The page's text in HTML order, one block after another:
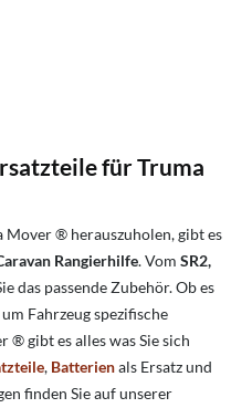
für Truma
Mover ® herauszuholen, gibt es
Rangierhilfe. Vom SR2,
das passende Zubehör. Ob es
Fahrzeug spezifische
gibt es alles was Sie sich
, Batterienals Ersatz und
finden Sie auf unserer